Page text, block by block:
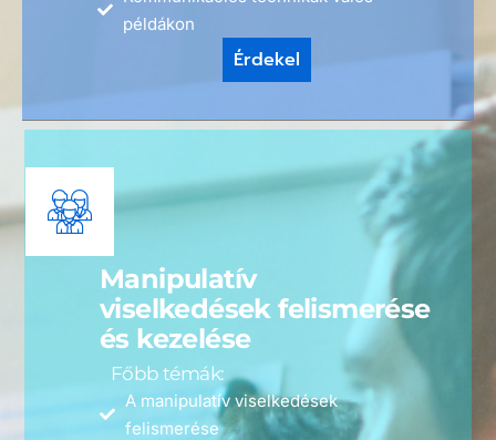
példákon
Érdekel
Manipulatív
viselkedések felismerése
és kezelése
Főbb témák:
A manipulatív viselkedések
felismerése